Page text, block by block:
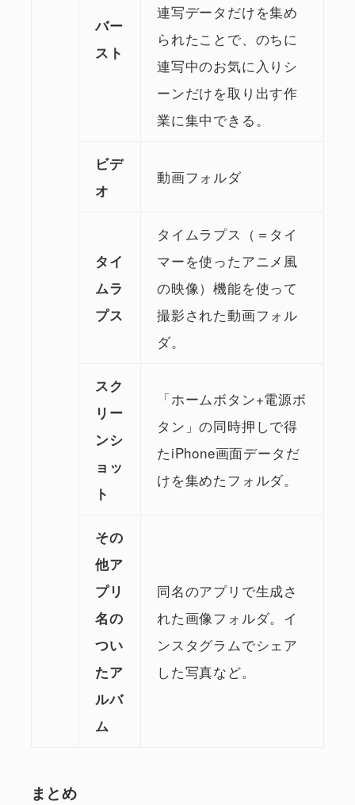
バー
スト
連写データだけを集め
られたことで、のちに
連写中のお気に入りシ
ーンだけを取り出す作
業に集中できる。
ビデ
オ
動画フォルダ
タイ
ムラ
プス
タイムラプス（＝タイ
マーを使ったアニメ風
の映像）機能を使って
撮影された動画フォル
ダ。
スク
リー
ンシ
ョッ
ト
「ホームボタン+電源ボ
タン」の同時押しで得
たiPhone画面データだ
けを集めたフォルダ。
その
他ア
プリ
名の
つい
たア
ルバ
ム
同名のアプリで生成さ
れた画像フォルダ。イ
ンスタグラムでシェア
した写真など。
まとめ